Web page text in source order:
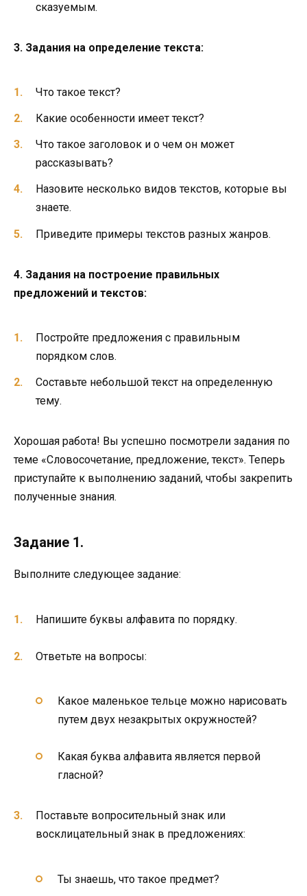
сказуемым.
3. Задания на определение текста:
Что такое текст?
Какие особенности имеет текст?
Что такое заголовок и о чем он может
рассказывать?
Назовите несколько видов текстов, которые вы
знаете.
Приведите примеры текстов разных жанров.
4. Задания на построение правильных
предложений и текстов:
Постройте предложения с правильным
порядком слов.
Составьте небольшой текст на определенную
тему.
Хорошая работа! Вы успешно посмотрели задания по
теме «Словосочетание, предложение, текст». Теперь
приступайте к выполнению заданий, чтобы закрепить
полученные знания.
Задание 1.
Выполните следующее задание:
Напишите буквы алфавита по порядку.
Ответьте на вопросы:
Какое маленькое тельце можно нарисовать
путем двух незакрытых окружностей?
Какая буква алфавита является первой
гласной?
Поставьте вопросительный знак или
восклицательный знак в предложениях:
Ты знаешь, что такое предмет?